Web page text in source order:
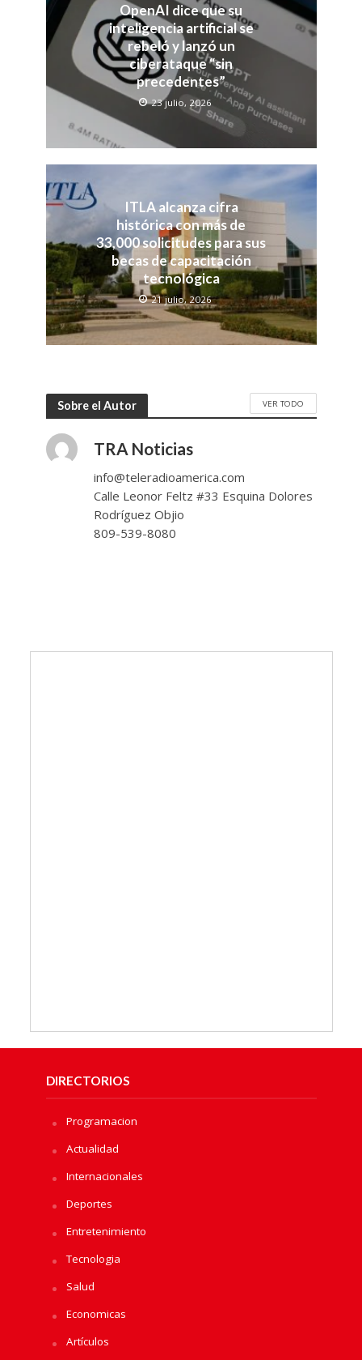
OpenAI dice que su
inteligencia artificial se
rebeló y lanzó un
ciberataque “sin
precedentes”
23 julio, 2026
ITLA alcanza cifra
histórica con más de
33,000 solicitudes para sus
becas de capacitación
tecnológica
21 julio, 2026
Sobre el Autor VER TODO
TRA Noticias
info@teleradioamerica.com
Calle Leonor Feltz #33 Esquina Dolores
Rodríguez Objio
809-539-8080
DIRECTORIOS
Programacion
Actualidad
Internacionales
Deportes
Entretenimiento
Tecnologia
Salud
Economicas
Artículos